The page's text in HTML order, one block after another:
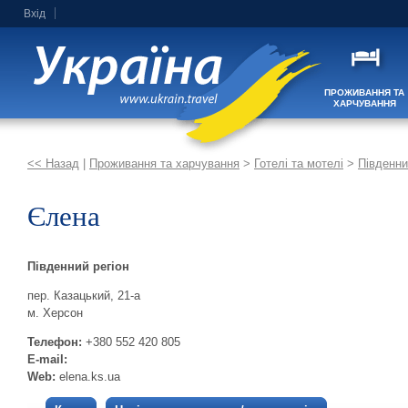
Вхід
ПРОЖИВАННЯ ТА
ХАРЧУВАННЯ
<< Назад Проживання та харчування > Готелі та мотелі >
Єлена
Південний регіон
пер. Казацький, 21-а
м. Херсон
Телефон: +380 552 420 805
E-mail:
Web: elena.ks.ua